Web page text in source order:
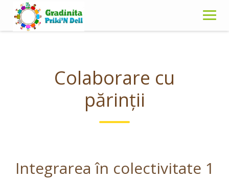
content
Colaborare cu
părinții
Integrarea în colectivitate 1